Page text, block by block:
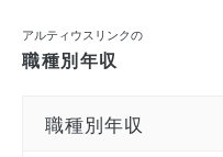
アルティウスリンクの
職種別年収
職種別年収